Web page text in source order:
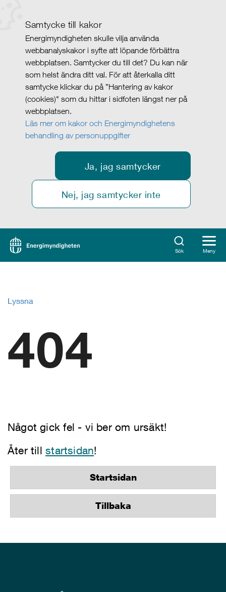
Samtycke till kakor
Energimyndigheten skulle vilja använda
webbanalyskakor i syfte att löpande förbättra
webbplatsen. Samtycker du till det? Du kan när
som helst ändra ditt val. För att återkalla ditt
samtycke klickar du på ”Hantering av kakor
(cookies)" som du hittar i sidfoten längst ner på
webbplatsen.
Läs mer om kakor och Energimyndighetens
behandling av personuppgifter
Ja, jag samtycker
Nej, jag samtycker inte
Sök Meny
Lyssna
404
Något gick fel - vi ber om ursäkt!
Åter tillstartsidan!
Startsidan
Tillbaka